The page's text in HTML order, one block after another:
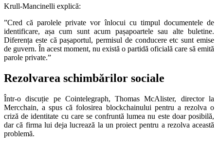
Krull-Mancinelli explică:
”Cred că parolele private vor înlocui cu timpul documentele de
identificare, așa cum sunt acum pașapoartele sau alte buletine.
Diferența este că pașaportul, permisul de conducere etc sunt emise
de guvern. În acest moment, nu există o partidă oficială care să emită
parole private.”
Rezolvarea schimbărilor sociale
Într-o discuție pe Cointelegraph, Thomas McAlister, director la
Mercchain, a spus că folosirea blockchainului pentru a rezolva o
criză de identitate cu care se confruntă lumea nu este doar posibilă,
dar că firma lui deja lucrează la un proiect pentru a rezolva această
problemă.